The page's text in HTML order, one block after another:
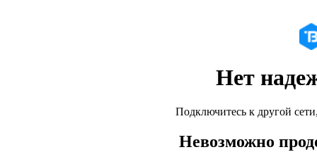
Нет
Подключитесь к другой
Невозможно